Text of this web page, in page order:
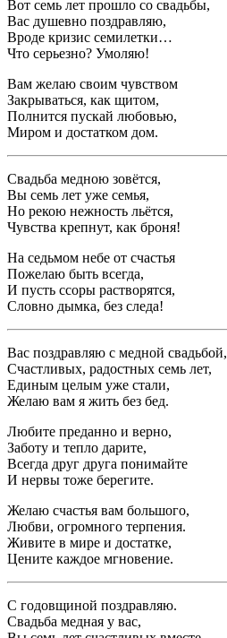
Вот семь лет прошло со свадьбы,
Вас душевно поздравляю,
Вроде кризис семилетки…
Что серьезно? Умоляю!
Вам желаю своим чувством
Закрываться, как щитом,
Полнится пускай любовью,
Миром и достатком дом.
Свадьба медною зовётся,
Вы семь лет уже семья,
Но рекою нежность льётся,
Чувства крепнут, как броня!
На седьмом небе от счастья
Пожелаю быть всегда,
И пусть ссоры растворятся,
Словно дымка, без следа!
Вас поздравляю с медной свадьбой,
Счастливых, радостных семь лет,
Единым целым уже стали,
Желаю вам я жить без бед.
Любите преданно и верно,
Заботу и тепло дарите,
Всегда друг друга понимайте
И нервы тоже берегите.
Желаю счастья вам большого,
Любви, огромного терпения.
Живите в мире и достатке,
Цените каждое мгновение.
С годовщиной поздравляю.
Свадьба медная у вас,